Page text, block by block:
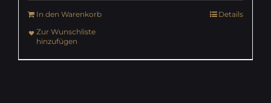
In den Warenkorb
Details
Zur Wunschliste
hinzufügen